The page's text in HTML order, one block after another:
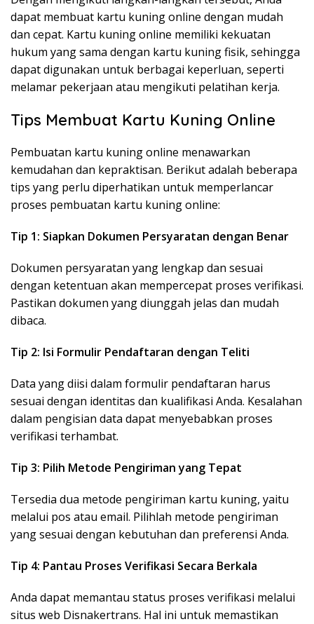
dapat membuat kartu kuning online dengan mudah
dan cepat. Kartu kuning online memiliki kekuatan
hukum yang sama dengan kartu kuning fisik, sehingga
dapat digunakan untuk berbagai keperluan, seperti
melamar pekerjaan atau mengikuti pelatihan kerja.
Tips Membuat Kartu Kuning Online
Pembuatan kartu kuning online menawarkan
kemudahan dan kepraktisan. Berikut adalah beberapa
tips yang perlu diperhatikan untuk memperlancar
proses pembuatan kartu kuning online:
Tip 1: Siapkan Dokumen Persyaratan dengan Benar
Dokumen persyaratan yang lengkap dan sesuai
dengan ketentuan akan mempercepat proses verifikasi.
Pastikan dokumen yang diunggah jelas dan mudah
dibaca.
Tip 2: Isi Formulir Pendaftaran dengan Teliti
Data yang diisi dalam formulir pendaftaran harus
sesuai dengan identitas dan kualifikasi Anda. Kesalahan
dalam pengisian data dapat menyebabkan proses
verifikasi terhambat.
Tip 3: Pilih Metode Pengiriman yang Tepat
Tersedia dua metode pengiriman kartu kuning, yaitu
melalui pos atau email. Pilihlah metode pengiriman
yang sesuai dengan kebutuhan dan preferensi Anda.
Tip 4: Pantau Proses Verifikasi Secara Berkala
Anda dapat memantau status proses verifikasi melalui
situs web Disnakertrans. Hal ini untuk memastikan